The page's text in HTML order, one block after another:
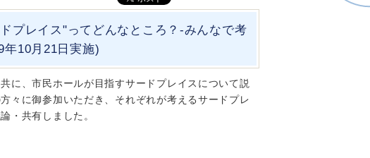
プレイス"ってどんなところ？-みんなで考
10月21日実施)
に、市民ホールが目指すサードプレイスについて説
々に御参加いただき、それぞれが考えるサードプレ
・共有しました。